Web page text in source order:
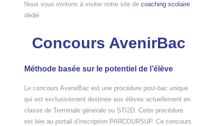
Nous vous invitons à visiter notre site decoaching scolaire
dédié
Concours AvenirBac
Méthode basée sur le potentiel de l’élève​
Le concours AvenirBac est une procédure post-bac unique
qui est exclusivement destinée aux élèves actuellement en
classe de Terminale générale ou STI2D. Cette procédure
est liée au portail d’inscription PARCOURSUP. Ce concours